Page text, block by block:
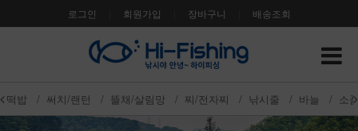
로그인 회원가입 장바구니 배송조회
떡밥 / 써치/랜턴 / 뜰채/살림망 / 찌/전자찌 / 낚시줄 / 바늘 / 소